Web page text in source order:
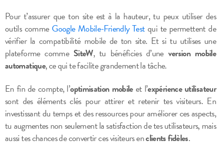
Pour t’assurer que ton site est à la hauteur, tu peux utiliser des
outils comme Google Mobile-Friendly Testqui te permettent de
vérifier la compatibilité mobile de ton site. Et si tu utilises une
plateforme comme SiteW, tu bénéficies d’une version mobile
automatique, ce qui te facilite grandement la tâche.
En fin de compte, l’optimisation mobileet l’expérience utilisateur
sont des éléments clés pour attirer et retenir tes visiteurs. En
investissant du temps et des ressources pour améliorer ces aspects,
tu augmentes non seulement la satisfaction de tes utilisateurs, mais
aussi tes chances de convertir ces visiteurs enclients fidèles.